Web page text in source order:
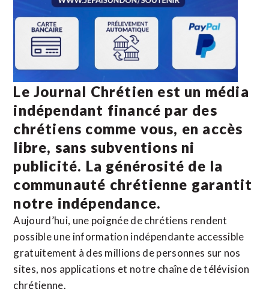
Le Journal Chrétien est un média
indépendant financé par des
chrétiens comme vous, en accès
libre, sans subventions ni
publicité. La générosité de la
communauté chrétienne garantit
notre indépendance.
Aujourd’hui, une poignée de chrétiens rendent
possible une information indépendante accessible
gratuitement à des millions de personnes sur nos
sites, nos applications et notre chaîne de télévision
chrétienne.